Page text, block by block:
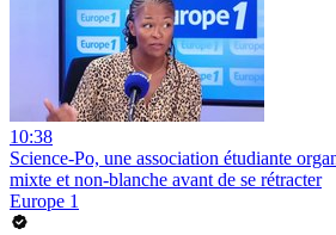
10:38
Science-Po, une association étudiante
mixte et non-blanche avant de se rétracter
Europe 1